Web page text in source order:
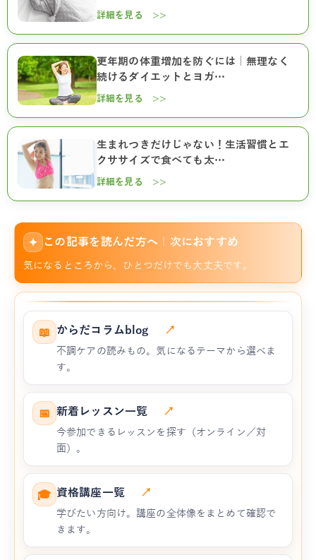
詳細を見る >>
更年期の体重増加を防ぐには｜無理なく
続けるダイエットとヨガ…
詳細を見る >>
生まれつきだけじゃない！生活習慣とエ
クササイズで食べても太…
詳細を見る >>
✦ この記事を読んだ方へ｜次におすすめ
気になるところから、ひとつだけでも大丈夫です。
📖 からだコラムblog ↗
不調ケアの読みもの。気になるテーマから選べま
す。
📅 新着レッスン一覧 ↗
今参加できるレッスンを探す（オンライン／対
面）。
🎓 資格講座一覧 ↗
学びたい方向け。講座の全体像をまとめて確認で
きます。